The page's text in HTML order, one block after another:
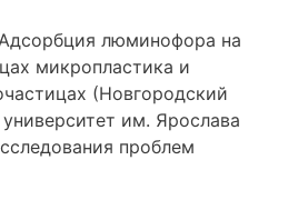
люминофора на
микропластика и
(Новгородский
им. Ярослава
проблем